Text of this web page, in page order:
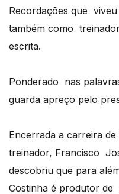
Recordações que
também como
escrita.
Ponderado nas
guarda apreço pelo
Encerrada a carreira
treinador, Francisco
descobriu que para
Costinha é produtor de